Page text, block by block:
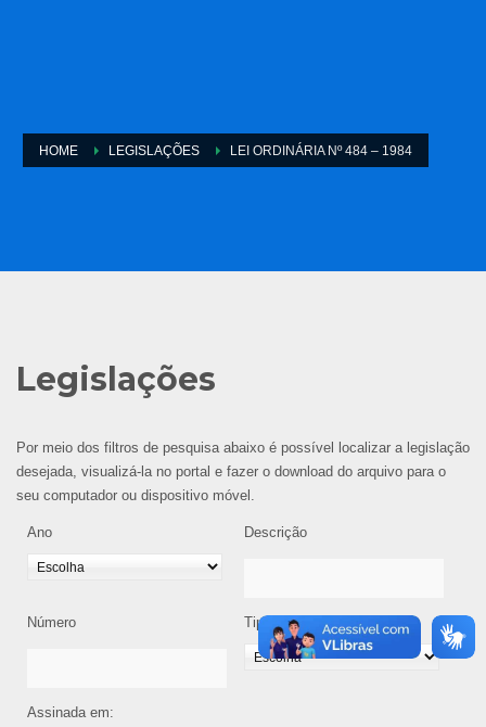
HOME LEGISLAÇÕES LEI ORDINÁRIA Nº 484 – 1984
Legislações
Por meio dos filtros de pesquisa abaixo é possível localizar a legislação
desejada, visualizá-la no portal e fazer o download do arquivo para o
seu computador ou dispositivo móvel.
Ano Descrição
Número Tipo de Legislação
Assinada em: